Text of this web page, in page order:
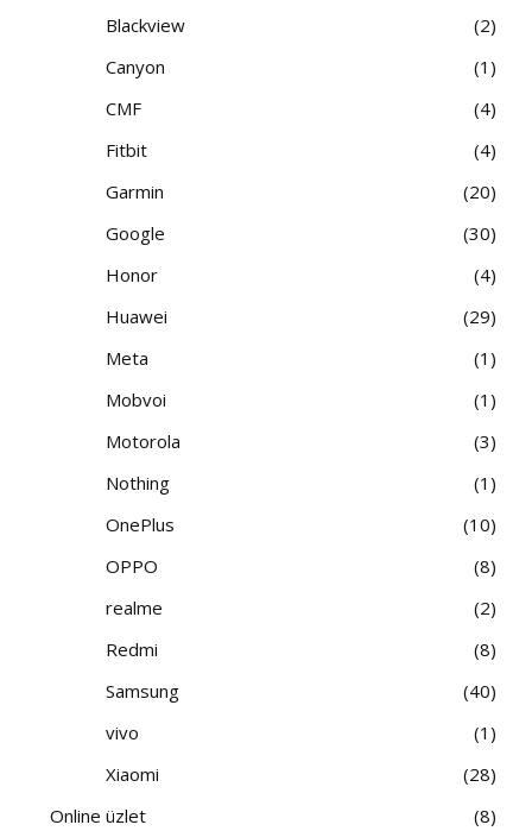
Blackview
2
Canyon
1
CMF
4
Fitbit
4
Garmin
20
Google
30
Honor
4
Huawei
29
Meta
1
Mobvoi
1
Motorola
3
Nothing
1
OnePlus
10
OPPO
8
realme
2
Redmi
8
Samsung
40
vivo
1
Xiaomi
28
Online üzlet
8